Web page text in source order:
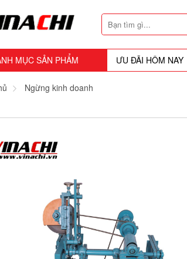
MỤC SẢN PHẨM ƯU ĐÃI HÔM NAY
- Công Cụ
Tay
Ngừng kinh doanh